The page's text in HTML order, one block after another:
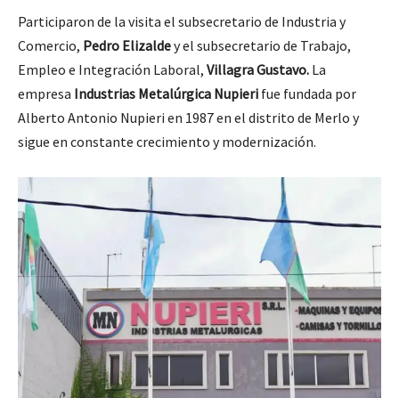
Participaron de la visita el subsecretario de Industria y
Comercio, Pedro Elizaldey el subsecretario de Trabajo,
Empleo e Integración Laboral, Villagra Gustavo. La
empresa Industrias Metalúrgica Nupieri fue fundada por
Alberto Antonio Nupieri en 1987 en el distrito de Merlo y
sigue en constante crecimiento y modernización.